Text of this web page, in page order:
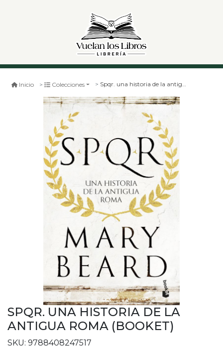
Inicio Colecciones Spqr. una historia de la antigua roma (booket)
SPQR. UNA HISTORIA DE LA
ANTIGUA ROMA (BOOKET)
SKU: 9788408247517